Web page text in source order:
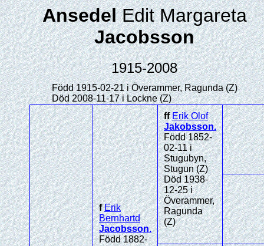
AnsedelEdit Margareta
Jacobsson
1915-2008
Född 1915-02-21 i Överammer, Ragunda (Z)
Död 2008-11-17 i Lockne (Z)
fErik
Bernhartd
Jacobsson.
Född 1882-
ffErik Olof
Jakobsson.
Född 1852-
02-11 i
Stugubyn,
Stugun (Z)
Död 1938-
12-25 i
Överammer,
Ragunda
(Z)